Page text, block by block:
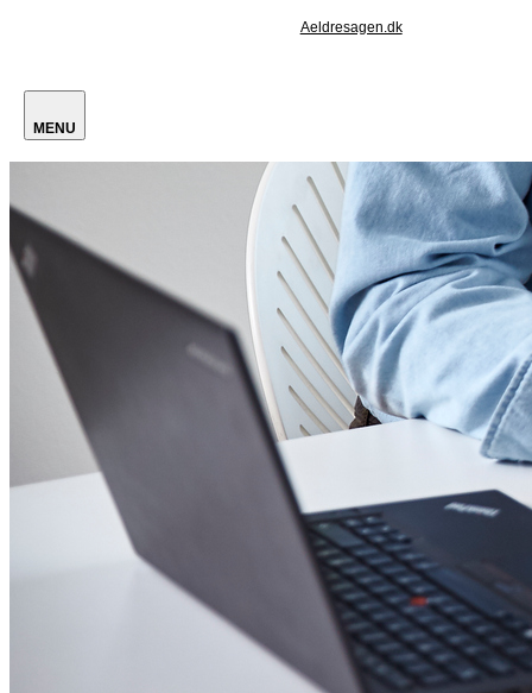
Aeldresagen.dk
MENU